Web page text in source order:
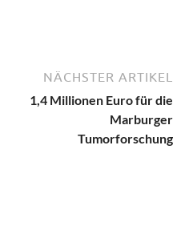
NÄCHSTER ARTIKEL
1,4 Millionen Euro für die
Marburger
Tumorforschung